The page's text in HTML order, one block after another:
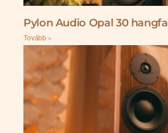
Pylon Audio Opal 30
Tovább »